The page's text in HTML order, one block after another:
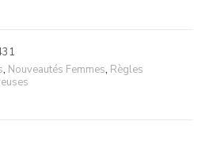
, Nouveautés Femmes, Règles